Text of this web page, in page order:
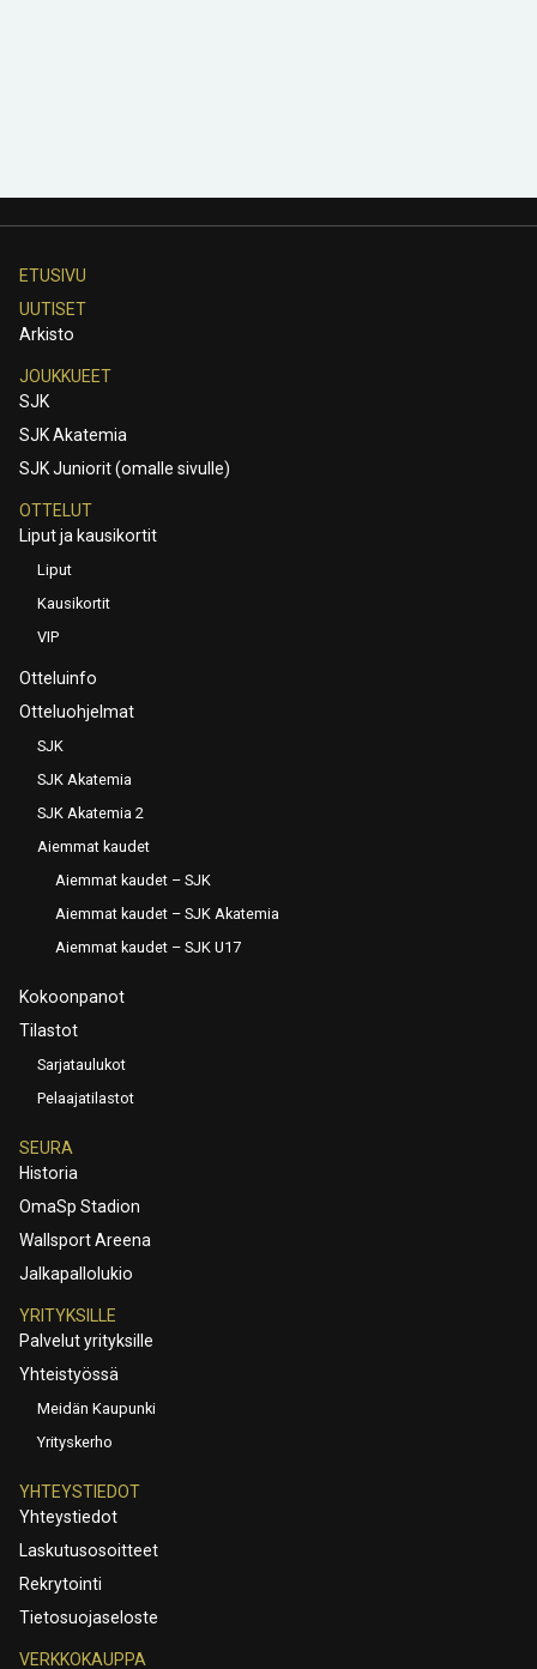
ETUSIVU
UUTISET
Arkisto
JOUKKUEET
SJK
SJK Akatemia
SJK Juniorit (omalle sivulle)
OTTELUT
Liput ja kausikortit
Liput
Kausikortit
VIP
Otteluinfo
Otteluohjelmat
SJK
SJK Akatemia
SJK Akatemia 2
Aiemmat kaudet
Aiemmat kaudet – SJK
Aiemmat kaudet – SJK Akatemia
Aiemmat kaudet – SJK U17
Kokoonpanot
Tilastot
Sarjataulukot
Pelaajatilastot
SEURA
Historia
OmaSp Stadion
Wallsport Areena
Jalkapallolukio
YRITYKSILLE
Palvelut yrityksille
Yhteistyössä
Meidän Kaupunki
Yrityskerho
YHTEYSTIEDOT
Yhteystiedot
Laskutusosoitteet
Rekrytointi
Tietosuojaseloste
VERKKOKAUPPA